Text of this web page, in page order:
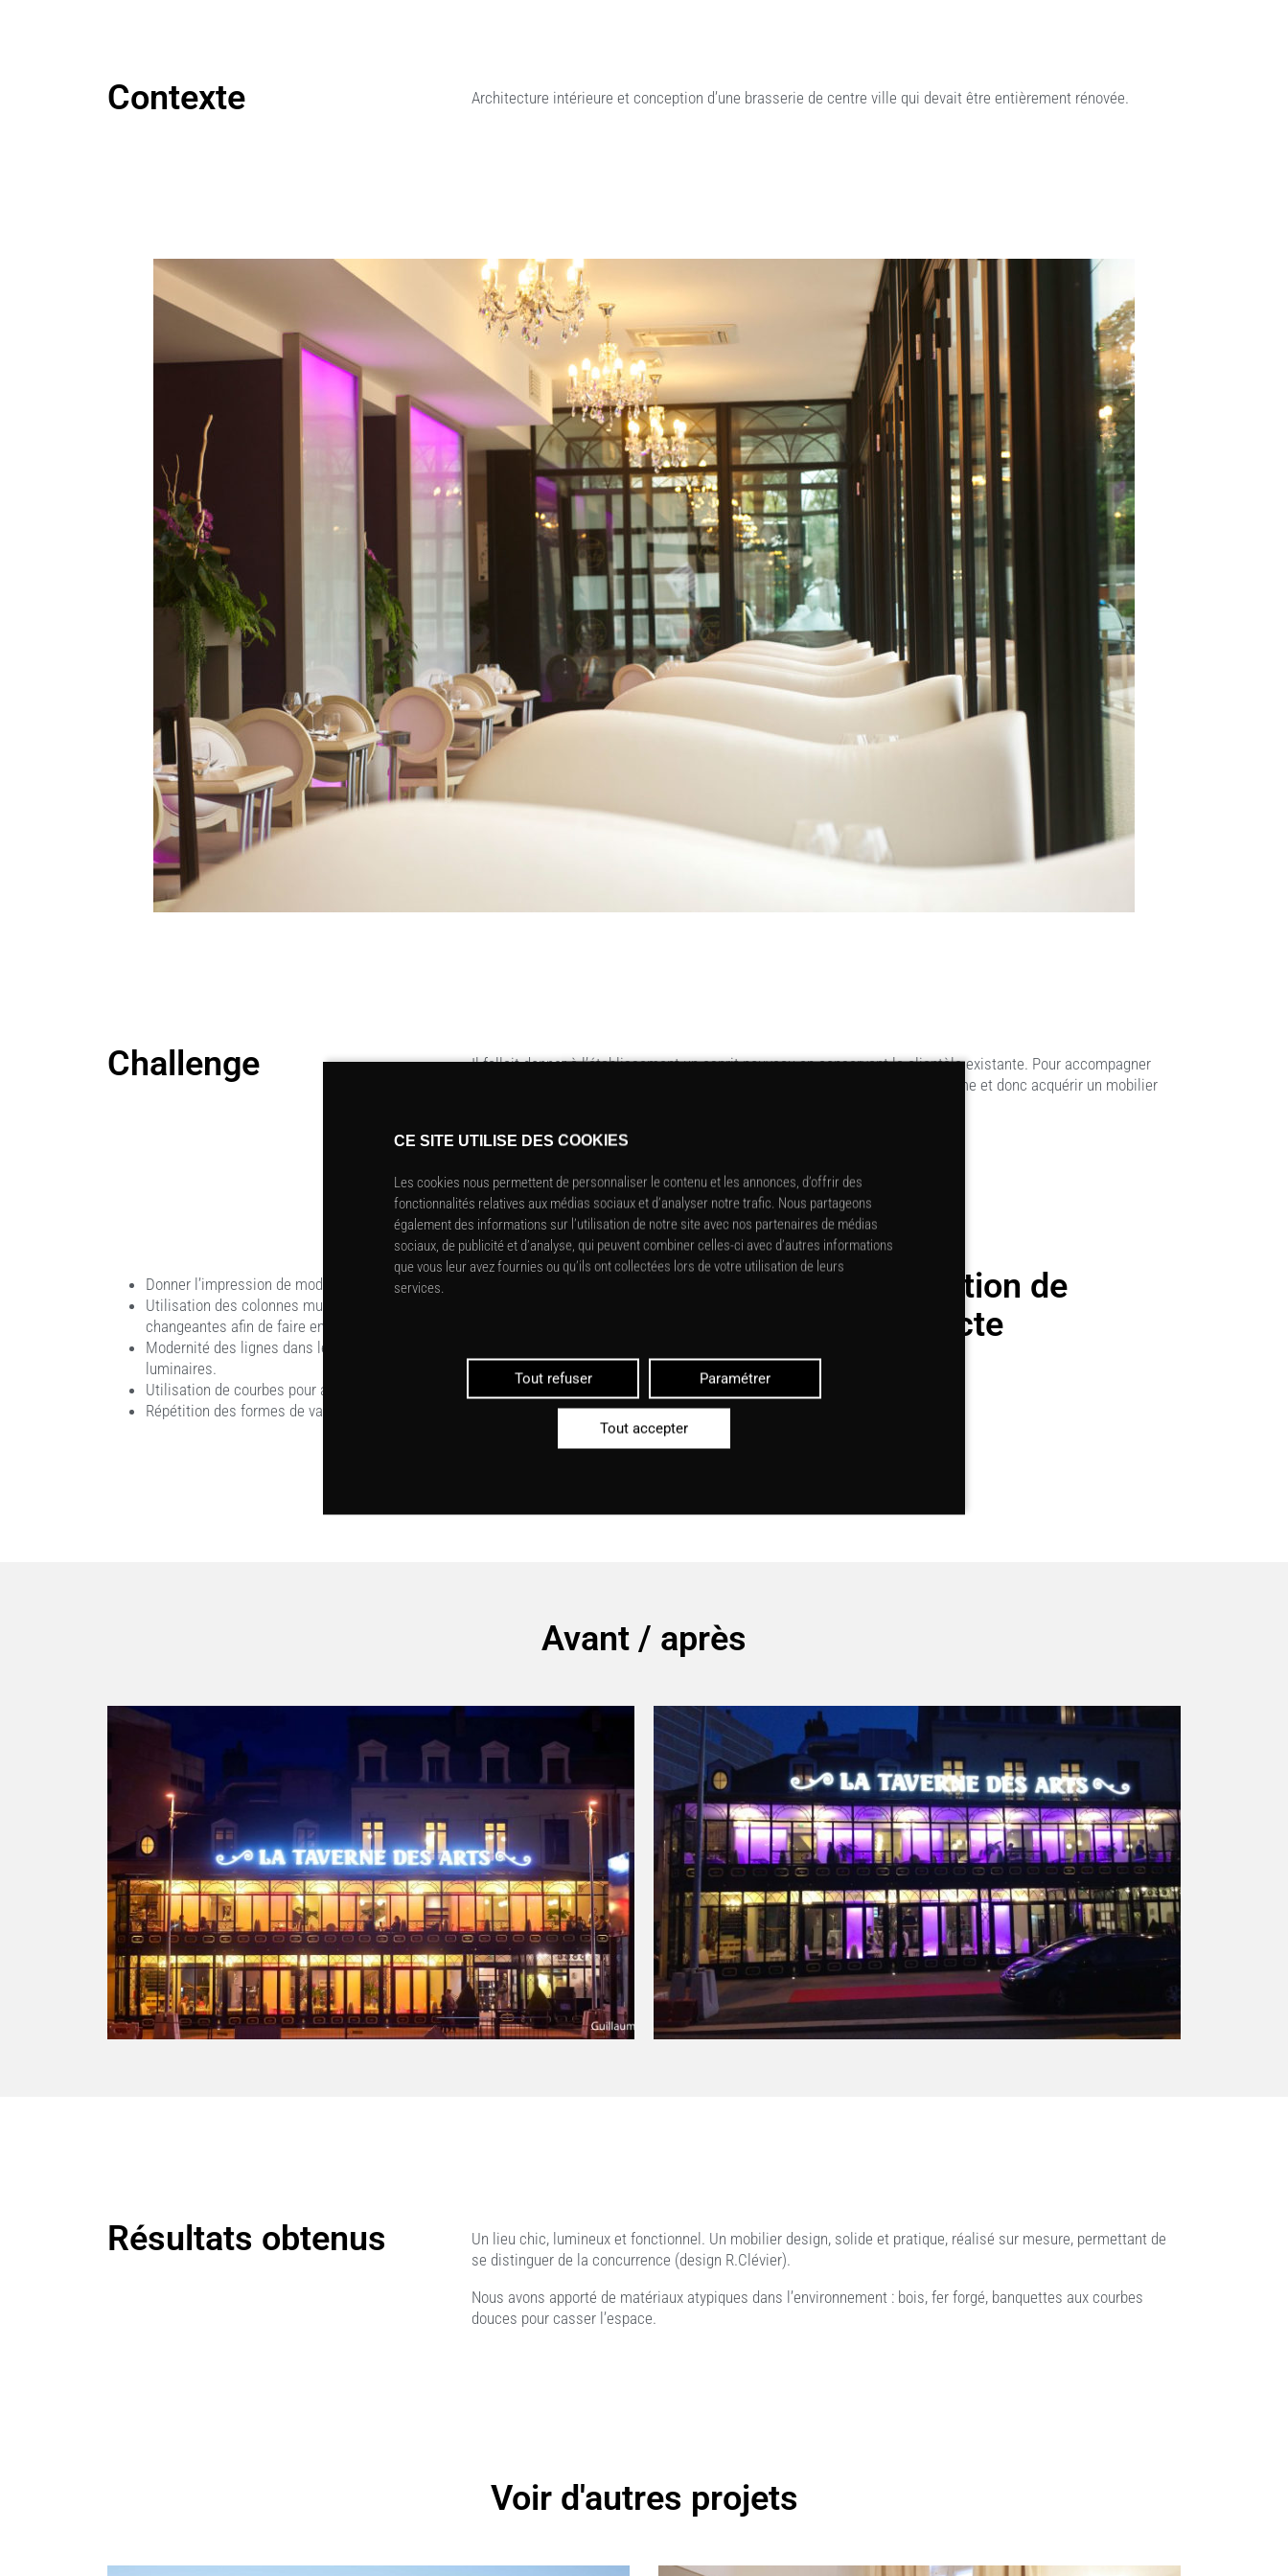
Contexte Architecture intérieure et conception d’une brasserie de centre ville qui devait être entièrement rénovée.
Challenge
Il fallait donner à l’établissement un esprit nouveau en conservant la clientèle existante. Pour accompagner
l’évolution de la carte du restaurant, le propriétaire souhaitait monter en gamme et donc acquérir un mobilier
Donner l’impression de moderne dans un bâtiment ancien.
Utilisation des colonnes murales en les habillant de verre sablé qui cachent des leds aux couleurs
changeantes afin de faire en sorte que l’établissement se voit de loin la nuit…
Modernité des lignes dans le mobilier en apportant de l’élégance et du classicisme dans les objets et
luminaires.
Utilisation de courbes pour accentuer le côté féminin.
Répétition des formes de vagues pour les banquettes afin de pour casser l’espace.
L'inspiration de
l'architecte
Avant / après
Résultats obtenus
Un lieu chic, lumineux et fonctionnel. Un mobilier design, solide et pratique, réalisé sur mesure, permettant de
se distinguer de la concurrence (design R.Clévier).
Nous avons apporté de matériaux atypiques dans l’environnement : bois, fer forgé, banquettes aux courbes
douces pour casser l’espace.
Voir d'autres projets
CE SITE UTILISE DES COOKIES
Les cookies nous permettent de personnaliser le contenu et les annonces, d’offrir des
fonctionnalités relatives aux médias sociaux et d’analyser notre trafic. Nous partageons
également des informations sur l’utilisation de notre site avec nos partenaires de médias
sociaux, de publicité et d’analyse, qui peuvent combiner celles-ci avec d’autres informations
que vous leur avez fournies ou qu’ils ont collectées lors de votre utilisation de leurs
services.
Tout accepter
Tout refuser Paramétrer